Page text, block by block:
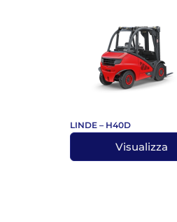
LINDE – H40D
Visualizza